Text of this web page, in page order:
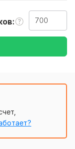
английского на
Финансы,